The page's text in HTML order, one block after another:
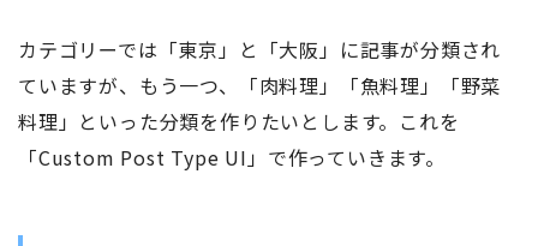
カテゴリーでは「東京」と「大阪」に記事が分類され
ていますが、もう一つ、「肉料理」「魚料理」「野菜
料理」といった分類を作りたいとします。これを
「Custom Post Type UI」で作っていきます。